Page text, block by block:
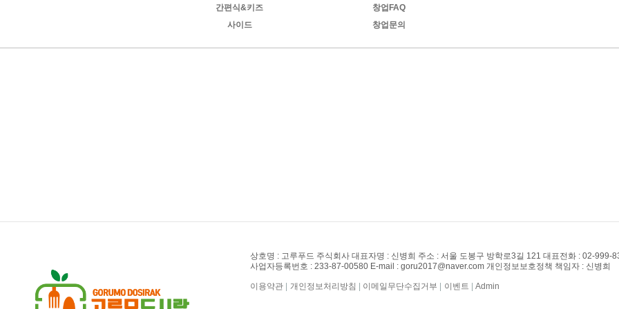
간편식&키즈
사이드
창업FAQ
창업문의
상호명 : 고루푸드 주식회사 대표자명 : 신병희 주소 : 서울 도봉구 방학로3길 121 대표전화 : 02-999-
사업자등록번호 : 233-87-00580 E-mail : goru2017@naver.com 개인정보보호정책 책임자 : 신병희
이용약관 개인정보처리방침 이메일무단수집거부 이벤트 Admin